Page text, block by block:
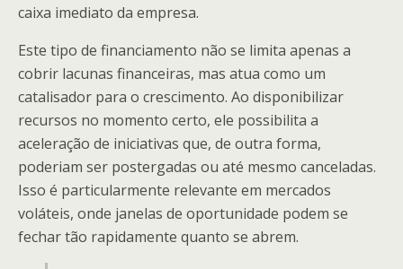
caixa imediato da empresa.
Este tipo de financiamento não se limita apenas a
cobrir lacunas financeiras, mas atua como um
catalisador para o crescimento. Ao disponibilizar
recursos no momento certo, ele possibilita a
aceleração de iniciativas que, de outra forma,
poderiam ser postergadas ou até mesmo canceladas.
Isso é particularmente relevante em mercados
voláteis, onde janelas de oportunidade podem se
fechar tão rapidamente quanto se abrem.